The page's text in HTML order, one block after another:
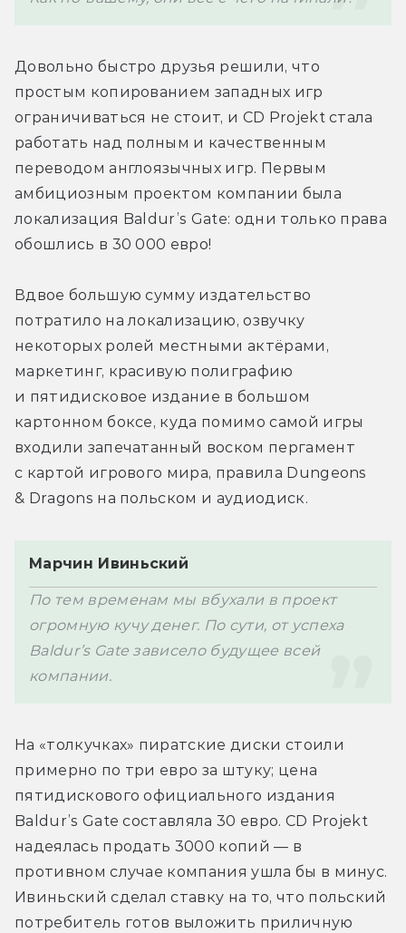
Довольно быстро друзья решили, что
простым копированием западных игр
ограничиваться не стоит, и CD Projekt стала
работать над полным и качественным
переводом англоязычных игр. Первым
амбициозным проектом компании была
локализация Baldur’s Gate: одни только права
обошлись в 30 000 евро!
Вдвое большую сумму издательство
потратило на локализацию, озвучку
некоторых ролей местными актёрами,
маркетинг, красивую полиграфию
и пятидисковое издание в большом
картонном боксе, куда помимо самой игры
входили запечатанный воском пергамент
с картой игрового мира, правила Dungeons
& Dragons на польском и аудиодиск.
Марчин Ивиньский
По тем временам мы вбухали в проект
огромную кучу денег. По сути, от успеха
Baldur’s Gate зависело будущее всей
компании.
На «толкучках» пиратские диски стоили
примерно по три евро за штуку; цена
пятидискового официального издания
Baldur’s Gate составляла 30 евро. CD Projekt
надеялась продать 3000 копий — в
противном случае компания ушла бы в минус.
Ивиньский сделал ставку на то, что польский
потребитель готов выложить приличную